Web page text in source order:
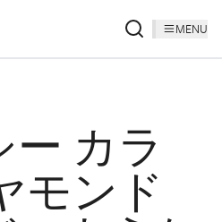
MENU
カラ
モンド